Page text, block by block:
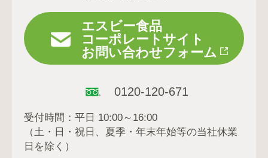
エスビー食品
コーポレートサイト
お問い合わせフォーム
0120-120-671
受付時間：平日 10:00～16:00
（土・日・祝日、夏季・年末年始等の当社休業
日を除く）